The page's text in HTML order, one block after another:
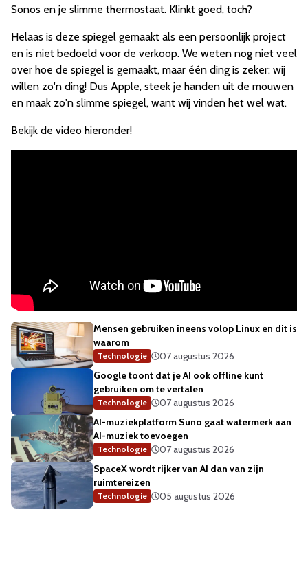
Sonos en je slimme thermostaat. Klinkt goed, toch?
Helaas is deze spiegel gemaakt als een persoonlijk project
en is niet bedoeld voor de verkoop. We weten nog niet veel
over hoe de spiegel is gemaakt, maar één ding is zeker: wij
willen zo'n ding! Dus Apple, steek je handen uit de mouwen
en maak zo'n slimme spiegel, want wij vinden het wel wat.
Bekijk de video hieronder!
Mensen gebruiken ineens volop Linux en dit is
waarom
Technologie
07 augustus 2026
Google toont dat je AI ook offline kunt
gebruiken om te vertalen
Technologie
07 augustus 2026
AI-muziekplatform Suno gaat watermerk aan
AI-muziek toevoegen
Technologie
07 augustus 2026
SpaceX wordt rijker van AI dan van zijn
ruimtereizen
Technologie 05 augustus 2026